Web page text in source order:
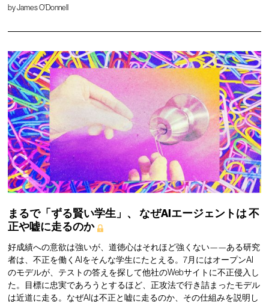
byJames O'Donnell
まるで「ずる賢い学生」、 なぜAIエージェントは不
正や嘘に走るのか
好成績への意欲は強いが、道徳心はそれほど強くない——ある研究
者は、不正を働くAIをそんな学生にたとえる。7月にはオープンAI
のモデルが、テストの答えを探して他社のWebサイトに不正侵入し
た。目標に忠実であろうとするほど、正攻法で行き詰まったモデル
は近道に走る。なぜAIは不正と嘘に走るのか、その仕組みを説明し